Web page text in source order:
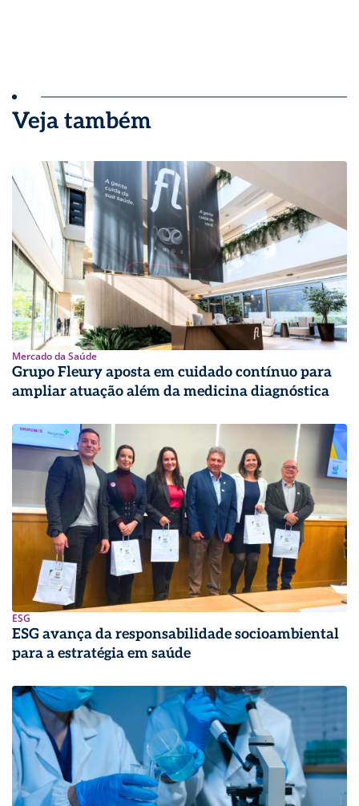
Veja também
Mercado da Saúde
Grupo Fleury aposta em cuidado contínuo para
ampliar atuação além da medicina diagnóstica
ESG
ESG avança da responsabilidade socioambiental
para a estratégia em saúde